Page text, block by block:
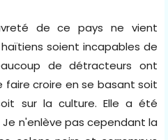
de ce pays ne vient
soient incapables de
de détracteurs ont
faire croire en se basant soit
sur la culture. Elle a été
n'enlève pas cependant la